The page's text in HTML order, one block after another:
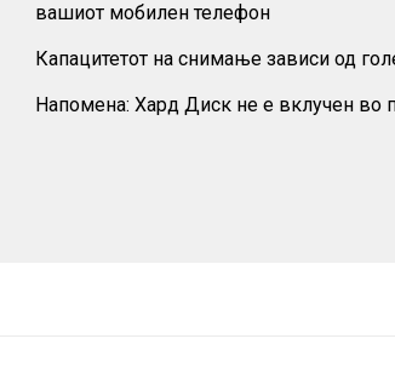
вашиот мобилен телефон
Капацитетот на снимање зависи од
Напомена: Хард Диск не е вклучен во